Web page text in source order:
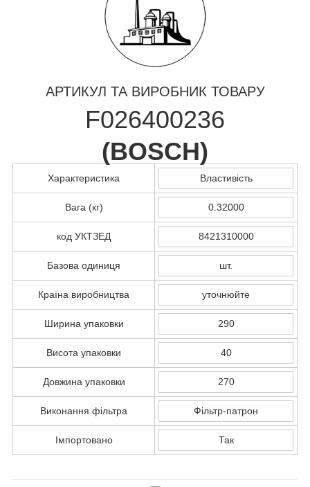
АРТИКУЛ ТА ВИРОБНИК ТОВАРУ
F026400236
(BOSCH)
Характеристика Властивість
Вага (кг) 0.32000
код УКТЗЕД 8421310000
Базова одиниця шт.
Країна виробництва уточнюйте
Ширина упаковки 290
Висота упаковки 40
Довжина упаковки 270
Виконання фільтра Фільтр-патрон
Імпортовано Так